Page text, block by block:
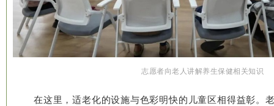
志愿者向老人讲解养生保健相关知识
在这里，适老化的设施与色彩明快的儿童区相得益彰。